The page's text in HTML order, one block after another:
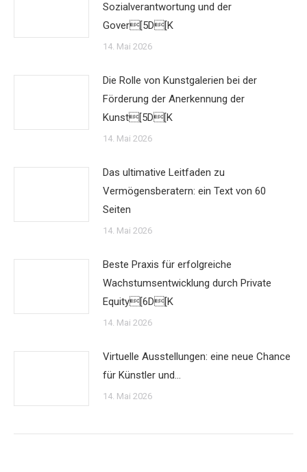
Sozialverantwortung und der
Gover[5D[K
14. Mai 2026
Die Rolle von Kunstgalerien bei der
Förderung der Anerkennung der
Kunst[5D[K
14. Mai 2026
Das ultimative Leitfaden zu
Vermögensberatern: ein Text von 60
Seiten
14. Mai 2026
Beste Praxis für erfolgreiche
Wachstumsentwicklung durch Private
Equity[6D[K
14. Mai 2026
Virtuelle Ausstellungen: eine neue Chance
für Künstler und…
14. Mai 2026